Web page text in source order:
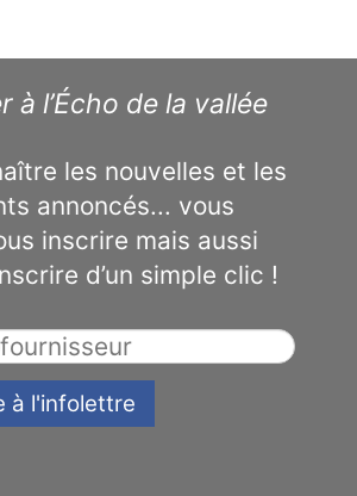
à l’Écho de la vallée
les nouvelles et les
annoncés... vous
inscrire mais aussi
d’un simple clic !